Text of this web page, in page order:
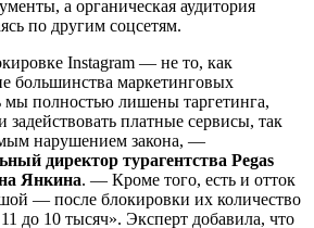
а органическая аудитория
по другим соцсетям.
Instagram — не то, как
большинства маркетинговых
мы полностью лишены таргетинга,
платные сервисы, так
нарушением закона, —
директор турагентства Pegas
Янкина. — Кроме того, есть и отток
— после блокировки их количество
до 10 тысяч». Эксперт добавила, что